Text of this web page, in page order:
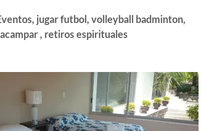
jugar futbol, volleyball badminton,
acampar , retiros espirituales